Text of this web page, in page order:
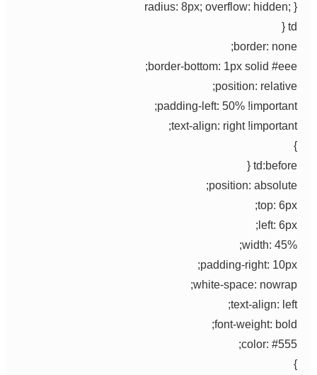
radius: 8px; overflow: hidden; }
td {
border: none;
border-bottom: 1px solid #eee;
position: relative;
padding-left: 50% !important;
text-align: right !important;
}
td:before {
position: absolute;
top: 6px;
left: 6px;
width: 45%;
padding-right: 10px;
white-space: nowrap;
text-align: left;
font-weight: bold;
color: #555;
}